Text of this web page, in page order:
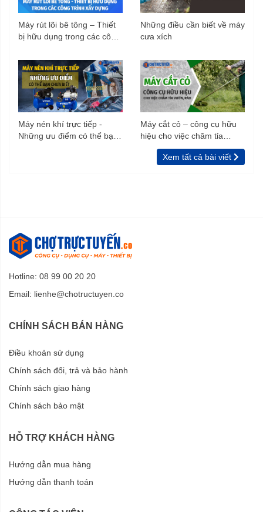
Máy rút lõi bê tông – Thiết
bị hữu dụng trong các công
Những điều cần biết về máy
cưa xích
Máy nén khí trực tiếp -
Những ưu điểm có thể bạn
Máy cắt cỏ – công cụ hữu
hiệu cho việc chăm tỉa
vườn, rào
Xem tất cả bài viết
Hotline: 08 99 00 20 20
Email: lienhe@chotructuyen.co
CHÍNH SÁCH BÁN HÀNG
Điều khoản sử dụng
Chính sách đổi, trả và bảo hành
Chính sách giao hàng
Chính sách bảo mật
HỖ TRỢ KHÁCH HÀNG
Hướng dẫn mua hàng
Hướng dẫn thanh toán